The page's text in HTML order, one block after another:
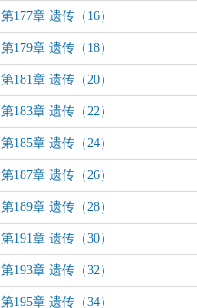
第177章 遗传（16）
第179章 遗传（18）
第181章 遗传（20）
第183章 遗传（22）
第185章 遗传（24）
第187章 遗传（26）
第189章 遗传（28）
第191章 遗传（30）
第193章 遗传（32）
第195章 遗传（34）